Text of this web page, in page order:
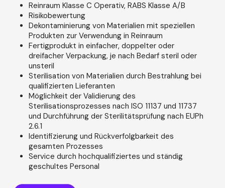
Reinraum Klasse C Operativ, RABS Klasse A/B
Risikobewertung
Dekontaminierung von Materialien mit speziellen
Produkten zur Verwendung in Reinraum
Fertigprodukt in einfacher, doppelter oder
dreifacher Verpackung, je nach Bedarf steril oder
unsteril
Sterilisation von Materialien durch Bestrahlung bei
qualifizierten Lieferanten
Möglichkeit der Validierung des
Sterilisationsprozesses nach ISO 11137 und 11737
und Durchführung der Sterilitätsprüfung nach EUPh
2.6.1
Identifizierung und Rückverfolgbarkeit des
gesamten Prozesses
Service durch hochqualifiziertes und ständig
geschultes Personal